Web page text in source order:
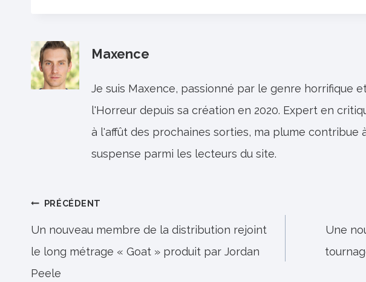
Maxence
Je suis Maxence, passionné par le genre horrifique
l'Horreur depuis sa création en 2020. Expert en
à l'affût des prochaines sorties, ma plume contribue
suspense parmi les lecteurs du site.
Navigation
de
l’article
PRÉCÉDENT
Un nouveau membre de la distribution rejoint
le long métrage « Goat » produit par Jordan
Peele
Une